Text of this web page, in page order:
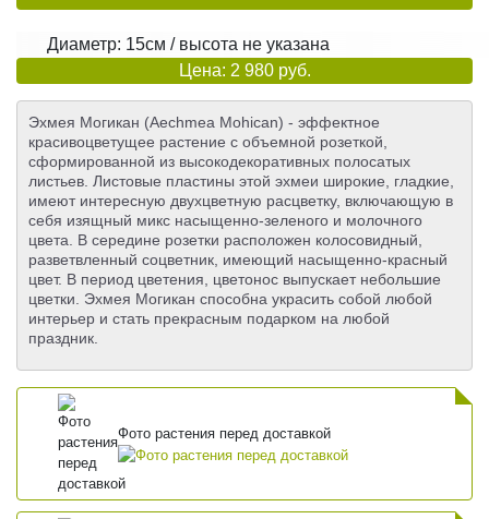
Диаметр: 15см / высота не указана
Цена: 2 980 руб.
Эхмея Могикан (Aechmea Mohican) - эффектное
красивоцветущее растение с объемной розеткой,
сформированной из высокодекоративных полосатых
листьев. Листовые пластины этой эхмеи широкие, гладкие,
имеют интересную двухцветную расцветку, включающую в
себя изящный микс насыщенно-зеленого и молочного
цвета. В середине розетки расположен колосовидный,
разветвленный соцветник, имеющий насыщенно-красный
цвет. В период цветения, цветонос выпускает небольшие
цветки. Эхмея Могикан способна украсить собой любой
интерьер и стать прекрасным подарком на любой
праздник.
Фото растения перед доставкой